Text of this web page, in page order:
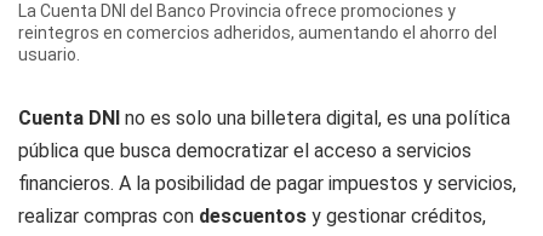
La Cuenta DNI del Banco Provincia ofrece promociones y
reintegros en comercios adheridos, aumentando el ahorro del
usuario.
Cuenta DNI no es solo una billetera digital, es una política
pública que busca democratizar el acceso a servicios
financieros. A la posibilidad de pagar impuestos y servicios,
realizar compras con descuentos y gestionar créditos,